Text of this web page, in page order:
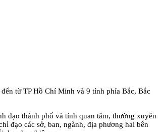
từ TP Hồ Chí Minh và 9 tỉnh phía Bắc, Bắc
đạo thành phố và tỉnh quan tâm, thường xuyên
đạo các sở, ban, ngành, địa phương hai bên